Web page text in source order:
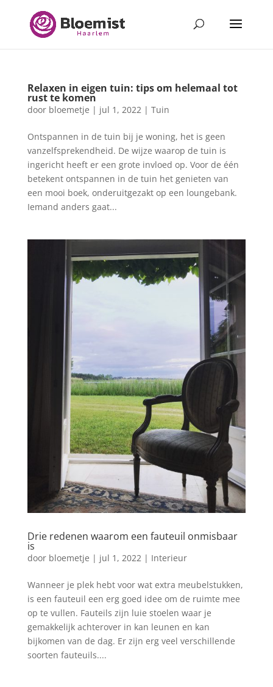
Relaxen in eigen tuin: tips om helemaal tot
rust te komen
door bloemetje | jul 1, 2022| Tuin
Ontspannen in de tuin bij je woning, het is geen
vanzelfsprekendheid. De wijze waarop de tuin is
ingericht heeft er een grote invloed op. Voor de één
betekent ontspannen in de tuin het genieten van
een mooi boek, onderuitgezakt op een loungebank.
Iemand anders gaat...
Drie redenen waarom een fauteuil onmisbaar
is
door bloemetje | jul 1, 2022| Interieur
Wanneer je plek hebt voor wat extra meubelstukken,
is een fauteuil een erg goed idee om de ruimte mee
op te vullen. Fauteils zijn luie stoelen waar je
gemakkelijk achterover in kan leunen en kan
bijkomen van de dag. Er zijn erg veel verschillende
soorten fauteuils....